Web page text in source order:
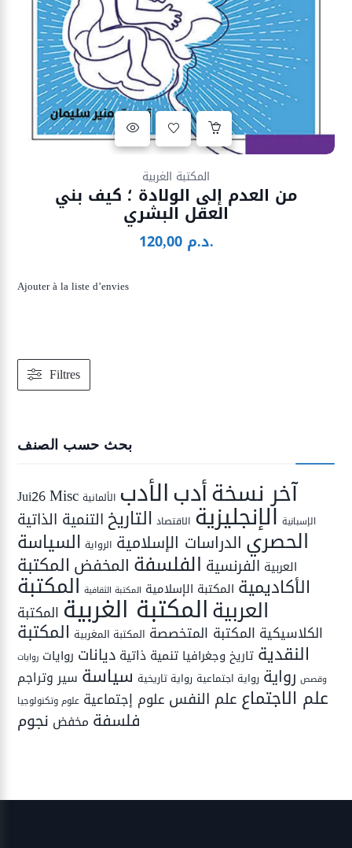
المكتبة الغربية
من العدم إلى الولادة ؛ كيف بني
العقل البشري
120,00 د.م.
Ajouter à la liste d’envies
Filtres
بحث حسب الصنف
Jui26Misc آخر نسخةأدبالأدب الألمانية
الإسبانية الإنجليزية الاقتصاد التاريخ التنمية الذاتية
الحصري الدراسات الإسلامية الرواية السياسة
العربية الفرنسية الفلسفة المخفض المكتبة
الأكاديمية المكتبة الإسلامية المكتبة الثقافية المكتبة
العربيةالمكتبة الغربية المكتبة
الكلاسيكية المكتبة المتخصصة المكتبة المغربية المكتبة
النقدية تاريخ وجغرافيا تنمية ذاتية ديانات روايات روايات
وقصص رواية رواية اجتماعية رواية تاريخية سياسة سير وتراجم
علم الاجتماع علم النفس علوم إجتماعية علوم وتكنولوجيا
فلسفة مخفض نجوم